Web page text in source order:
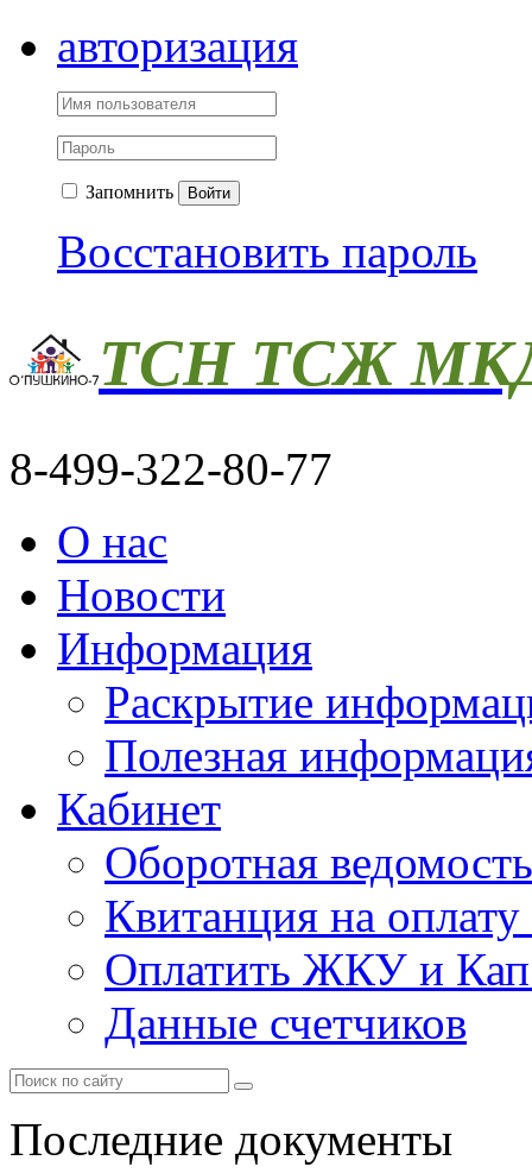
авторизация
Запомнить Войти
Восстановить пароль
ТСН ТСЖ
8-499-322-80-77
О нас
Новости
Информация
Раскрытие
Полезная
Кабинет
Оборотная ведомость
Квитанция на
Оплатить ЖКУ и
Данные счетчиков
Последние документы